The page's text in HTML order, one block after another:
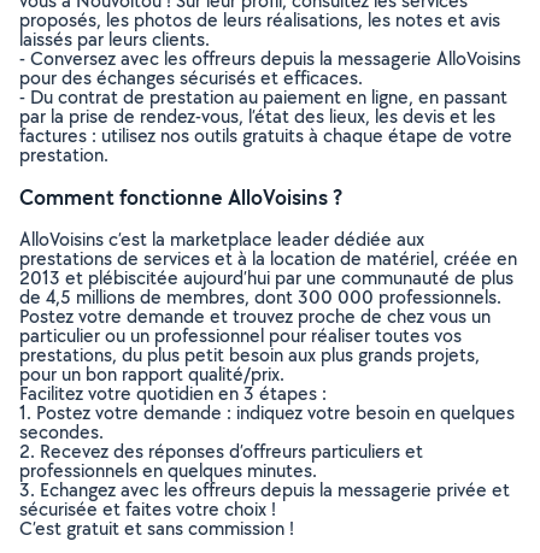
proposés, les photos de leurs réalisations, les notes et avis
laissés par leurs clients.
- Conversez avec les offreurs depuis la messagerie AlloVoisins
pour des échanges sécurisés et efficaces.
- Du contrat de prestation au paiement en ligne, en passant
par la prise de rendez-vous, l’état des lieux, les devis et les
factures : utilisez nos outils gratuits à chaque étape de votre
prestation.
Comment fonctionne AlloVoisins ?
AlloVoisins c’est la marketplace leader dédiée aux
prestations de services et à la location de matériel, créée en
2013 et plébiscitée aujourd’hui par une communauté de plus
de 4,5 millions de membres, dont 300 000 professionnels.
Postez votre demande et trouvez proche de chez vous un
particulier ou un professionnel pour réaliser toutes vos
prestations, du plus petit besoin aux plus grands projets,
pour un bon rapport qualité/prix.
Facilitez votre quotidien en 3 étapes :
1. Postez votre demande : indiquez votre besoin en quelques
secondes.
2. Recevez des réponses d’offreurs particuliers et
professionnels en quelques minutes.
3. Echangez avec les offreurs depuis la messagerie privée et
sécurisée et faites votre choix !
C’est gratuit et sans commission !